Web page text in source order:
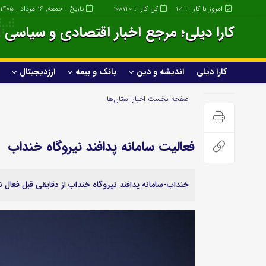
کل کارا : 108720 امروز با کارا : 102 تاریخ : جمعه, ۱۶ مرداد , ۱۴۰۵
کارا دیلی؛ مرجع اخبار اقتصادی و
کارا دیلی اندیشه و دین بانک و بیمه ارزدیجیتال
عمومی و سرگرمی
صفحه نخست اخبار استان‌ها
فعالیت سامانه پدافند نیروگاه خنداب
خنداب-سامانه پدافند نیروگاه خنداب از دقایقی قبل